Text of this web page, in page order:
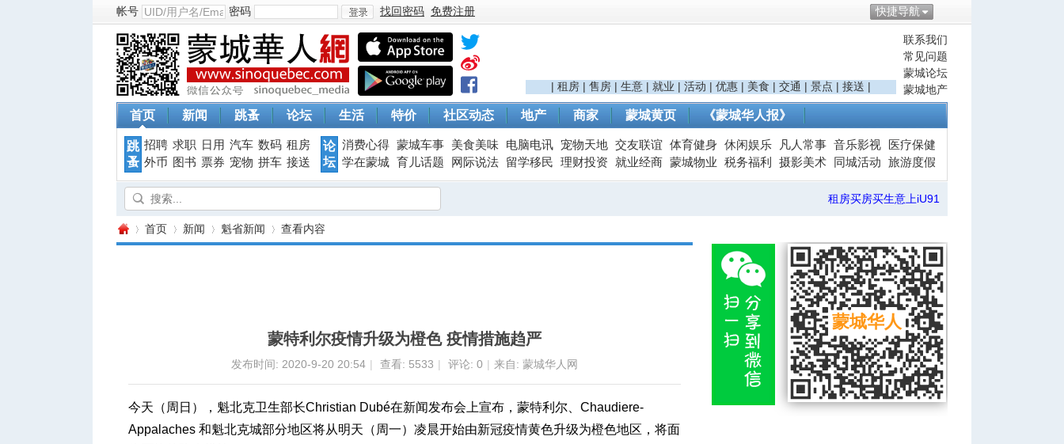
快捷导航
帐号 密码
登
录
找回密码 免费注册
联系我们
常见问题
蒙城论坛
蒙城地产
| 租房 | 售房 | 生意 | 就业 | 活动 | 优惠 | 美食 | 交通 | 景点 | 接送 |
首页 新闻 跳蚤 论坛 生活 特价 社区动态 地产 商家 蒙城黄页 《蒙城华人报》
跳
蚤
招聘 求职 日用 汽车 数码 租房
外币
图书 票券 宠物 拼车 接送
论
坛
消费心得 蒙城车事 美食美味 电脑电讯 宠物天地 交友联谊 体育健身 休闲娱乐 凡人常事 音乐影视
医疗保健
学在蒙城 育儿话题 网际说法 留学移民 理财投资 就业经商 蒙城物业 税务福利 摄影美术 同城活动 旅游度假
租房买房买生意上iU91
首页 新闻 魁省新闻 查看内容
蒙特利尔疫情升级为橙色 疫情措施趋严
发布时间: 2020-9-20 20:54 | 查看: 5533 | 评论: 0 | 来自: 蒙城华人网
今天（周日），魁北克卫生部长Christian Dubé在新闻发布会上宣布，蒙特利尔、Chaudiere-
Appalaches 和魁北克城部分地区将从明天（周一）凌晨开始由新冠疫情黄色升级为橙色地区，将面